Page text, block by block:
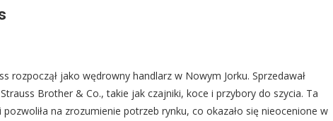
rozpoczął jako wędrowny handlarz w Nowym Jorku. Sprzedawał
Brother & Co., takie jak czajniki, koce i przybory do szycia. Ta
na zrozumienie potrzeb rynku, co okazało się nieocenione w